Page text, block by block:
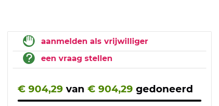
aanmelden als vrijwilliger
een vraag stellen
€ 904,29 van € 904,29 gedoneerd